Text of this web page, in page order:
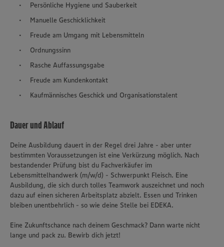
Persönliche Hygiene und Sauberkeit
Manuelle Geschicklichkeit
Freude am Umgang mit Lebensmitteln
Ordnungssinn
Rasche Auffassungsgabe
Freude am Kundenkontakt
Kaufmännisches Geschick und Organisationstalent
Dauer und Ablauf
Deine Ausbildung dauert in der Regel drei Jahre - aber unter
bestimmten Voraussetzungen ist eine Verkürzung möglich. Nach
bestandender Prüfung bist du Fachverkäufer im
Lebensmittelhandwerk (m/w/d) - Schwerpunkt Fleisch. Eine
Ausbildung, die sich durch tolles Teamwork auszeichnet und noch
dazu auf einen sicheren Arbeitsplatz abzielt. Essen und Trinken
bleiben unentbehrlich - so wie deine Stelle bei EDEKA.
Eine Zukunftschance nach deinem Geschmack? Dann warte nicht
lange und pack zu. Bewirb dich jetzt!